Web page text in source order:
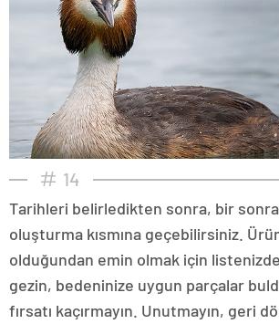
14
Tarihleri belirledikten sonra, bir
oluşturma kısmına geçebilirsiniz.
olduğundan emin olmak için
gezin, bedeninize uygun parçalar
fırsatı kaçırmayın. Unutmayın, geri